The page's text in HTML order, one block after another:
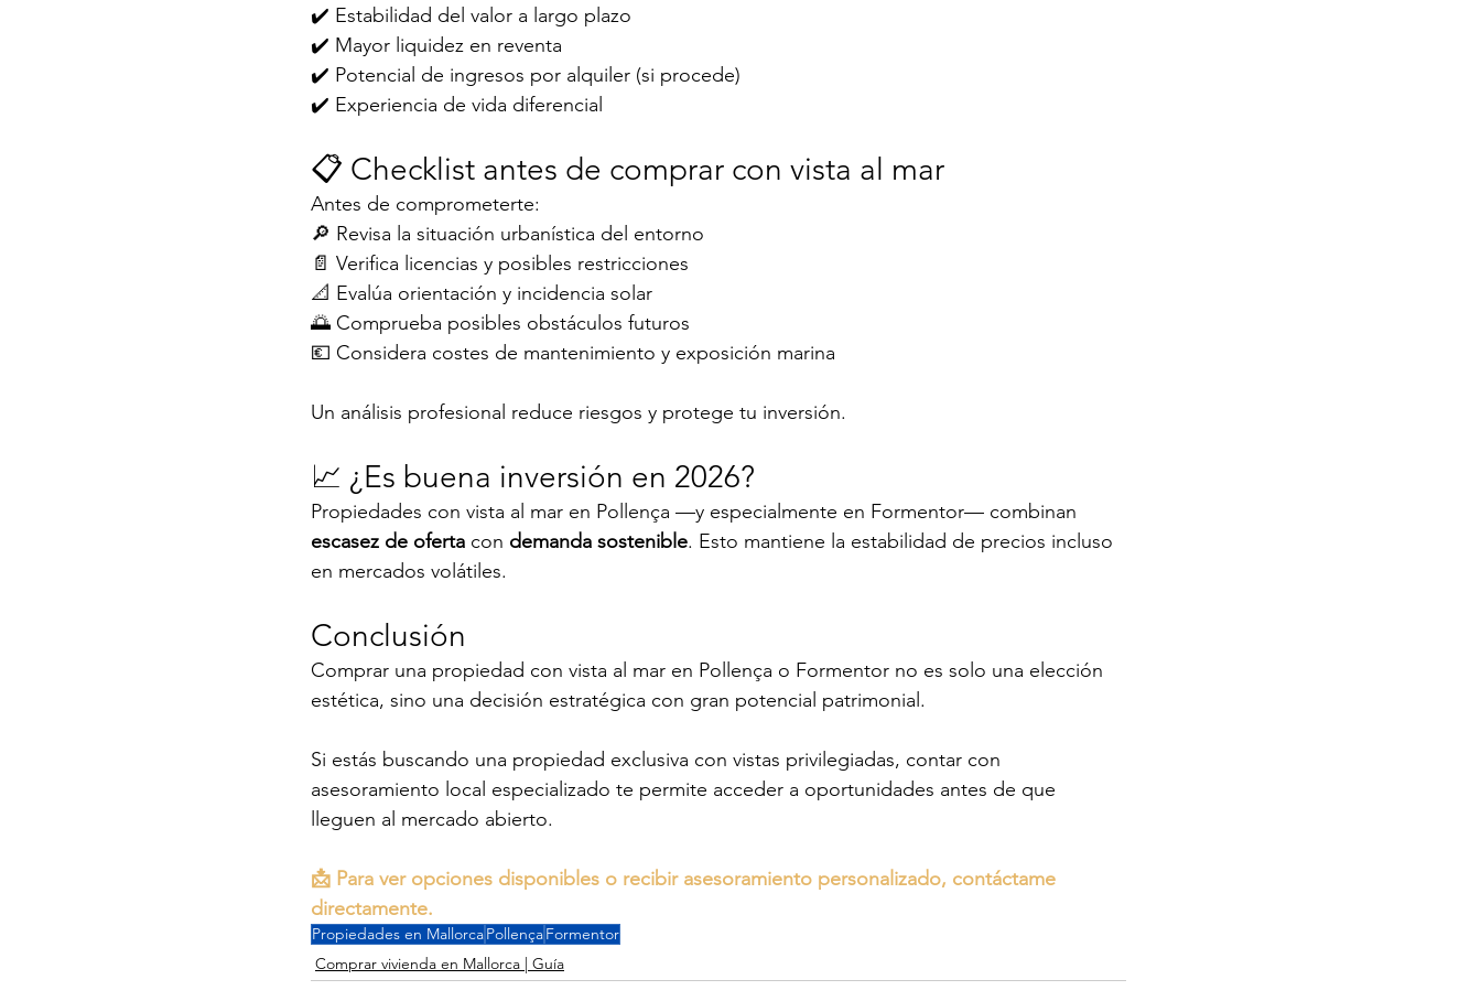
✔️ Estabilidad del valor a largo plazo
✔️ Mayor liquidez en reventa
✔️ Potencial de ingresos por alquiler (si procede)
✔️ Experiencia de vida diferencial
📋 Checklist antes de comprar con vista al mar
Antes de comprometerte:
🔎 Revisa la situación urbanística del entorno
📄 Verifica licencias y posibles restricciones
📐 Evalúa orientación y incidencia solar
🌅 Comprueba posibles obstáculos futuros
💶 Considera costes de mantenimiento y exposición marina
Un análisis profesional reduce riesgos y protege tu inversión.
📈 ¿Es buena inversión en 2026?
Propiedades con vista al mar en Pollença —y especialmente en Formentor— combinan
escasez de oferta con demanda sostenible. Esto mantiene la estabilidad de precios incluso
en mercados volátiles.
Conclusión
Comprar una propiedad con vista al mar en Pollença o Formentor no es solo una elección
estética, sino una decisión estratégica con gran potencial patrimonial.
Si estás buscando una propiedad exclusiva con vistas privilegiadas, contar con
asesoramiento local especializado te permite acceder a oportunidades antes de que
lleguen al mercado abierto.
📩 Para ver opciones disponibles o recibir asesoramiento personalizado, contáctame
directamente.
Propiedades en MallorcaPollençaFormentor
Comprar vivienda en Mallorca | Guía